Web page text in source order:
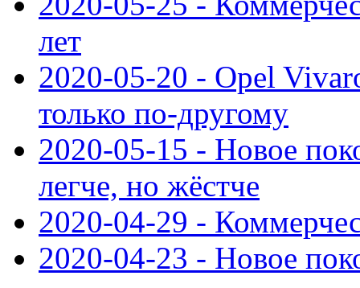
лет
2020-05-20 - Opel
только по-другому
2020-05-15 - Новое
легче, но жёстче
2020-04-29 -
2020-04-23 - Новое